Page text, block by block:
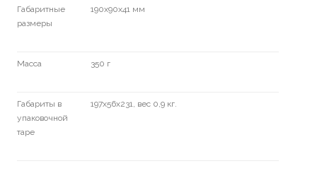
Габаритные
размеры
190х90х41 мм
Масса 350 г
Габариты в
упаковочной
таре
197х56х231, вес 0,9 кг.